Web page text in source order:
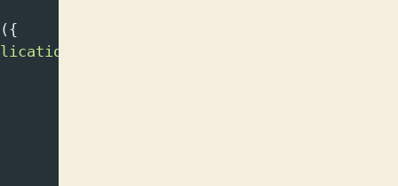
({
va se recharger.'